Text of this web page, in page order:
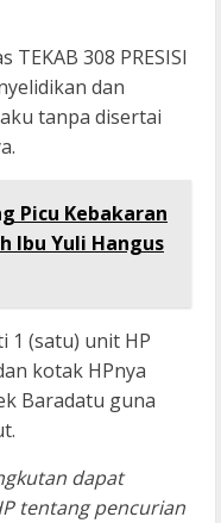
308 PRESISI
dan
tanpa disertai
Picu Kebakaran
Ibu Yuli Hangus
1 (satu) unit HP
kotak HPnya
Baradatu guna
dapat
tentang pencurian